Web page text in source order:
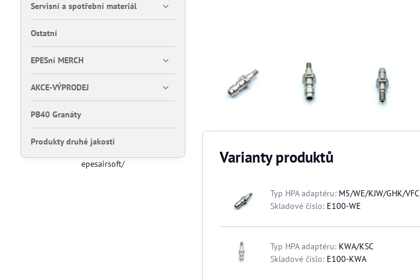
Varianty produktů
Typ HPA adaptéru: M5/WE/KJW/GHK/VFC
Skladové číslo: E100-WE
Typ HPA adaptéru: KWA/KSC
Skladové číslo: E100-KWA
Servisní a spotřební materiál
Ostatní
EPESní MERCH
AKCE-VÝPRODEJ
PB40 Granáty
Produkty druhé jakosti
epesairsoft/